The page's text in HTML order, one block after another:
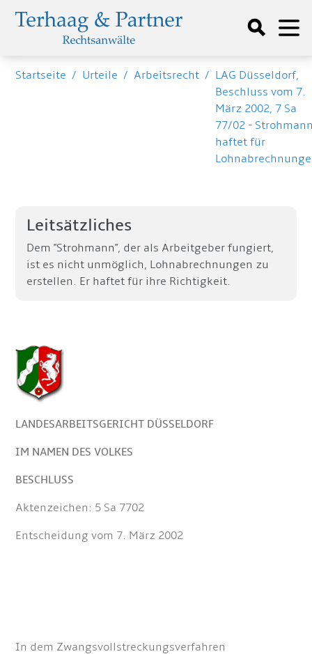
Startseite / Urteile / Arbeitsrecht / LAG Düsseldorf,
Beschluss vom 7.
März 2002, 7 Sa
77/02 -
haftet für
Leitsätzliches
Dem "Strohmann", der als Arbeitgeber fungiert,
ist es nicht unmöglich, Lohnabrechnungen zu
erstellen. Er haftet für ihre Richtigkeit.
LANDESARBEITSGERICHT DÜSSELDORF
IM NAMEN DES VOLKES
BESCHLUSS
Aktenzeichen: 5 Sa 7702
Entscheidung vom 7. März 2002
In dem Zwangsvollstreckungsverfahren